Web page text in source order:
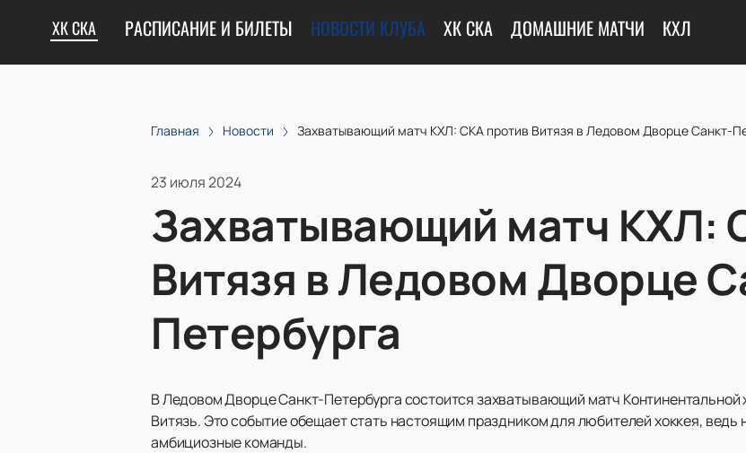
ХК СКА РАСПИСАНИЕ И БИЛЕТЫ НОВОСТИ КЛУБА ХК СКА ДОМАШНИЕ МАТЧИ КХЛ
Главная Новости Захватывающий матч КХЛ: СКА против Витязя в Ледовом Дворце Санкт-
23 июля 2024
Захватывающий матч КХЛ:
Витязя в Ледовом Дворце
Петербурга
В Ледовом Дворце Санкт-Петербурга состоится захватывающий матч
Витязь. Это событие обещает стать настоящим праздником для любителей хоккея, ведь
амбициозные команды.